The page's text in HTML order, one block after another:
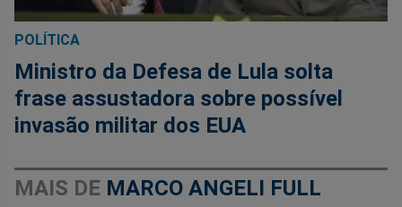
POLÍTICA
Ministro da Defesa de Lula solta
frase assustadora sobre possível
invasão militar dos EUA
MAIS DE MARCO ANGELI FULL